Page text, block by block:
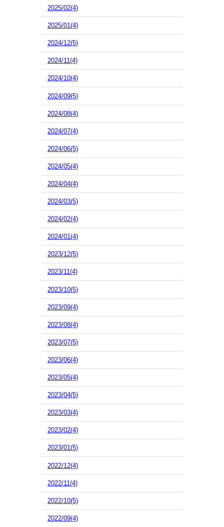
2025/02(4)
2025/01(4)
2024/12(5)
2024/11(4)
2024/10(4)
2024/09(5)
2024/08(4)
2024/07(4)
2024/06(5)
2024/05(4)
2024/04(4)
2024/03(5)
2024/02(4)
2024/01(4)
2023/12(5)
2023/11(4)
2023/10(5)
2023/09(4)
2023/08(4)
2023/07(5)
2023/06(4)
2023/05(4)
2023/04(5)
2023/03(4)
2023/02(4)
2023/01(5)
2022/12(4)
2022/11(4)
2022/10(5)
2022/09(4)